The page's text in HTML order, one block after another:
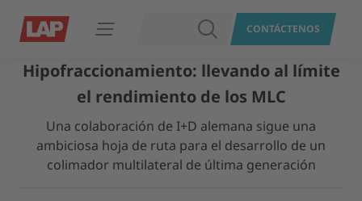
Abrir navegación BUSCARCONTÁCTENOS
Hipofraccionamiento: llevando al límite
el rendimiento de los MLC
Una colaboración de I+D alemana sigue una
ambiciosa hoja de ruta para el desarrollo de un
colimador multilateral de última generación